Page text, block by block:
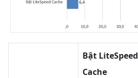
Bật LiteSpeed
Cache